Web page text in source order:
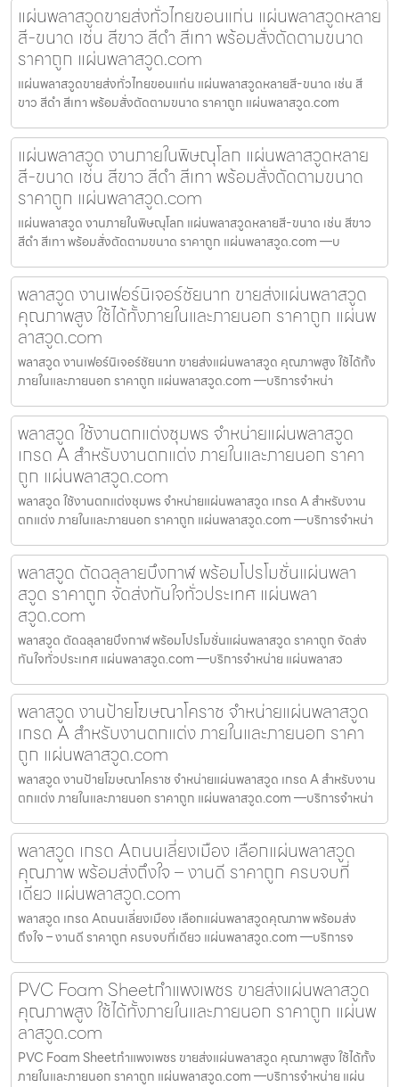
แผ่นพลาสวูดขายส่งทั่วไทยขอนแก่น แผ่นพลาสวูดหลาย
สี-ขนาด เช่น สีขาว สีดำ สีเทา พร้อมสั่งตัดตามขนาด
ราคาถูก แผ่นพลาสวูด.com
แผ่นพลาสวูดขายส่งทั่วไทยขอนแก่น แผ่นพลาสวูดหลายสี-ขนาด เช่น สี
ขาว สีดำ สีเทา พร้อมสั่งตัดตามขนาด ราคาถูก แผ่นพลาสวูด.com
แผ่นพลาสวูด งานภายในพิษณุโลก แผ่นพลาสวูดหลาย
สี-ขนาด เช่น สีขาว สีดำ สีเทา พร้อมสั่งตัดตามขนาด
ราคาถูก แผ่นพลาสวูด.com
แผ่นพลาสวูด งานภายในพิษณุโลก แผ่นพลาสวูดหลายสี-ขนาด เช่น สีขาว
สีดำ สีเทา พร้อมสั่งตัดตามขนาด ราคาถูก แผ่นพลาสวูด.com —บ
พลาสวูด งานเฟอร์นิเจอร์ชัยนาท ขายส่งแผ่นพลาสวูด
คุณภาพสูง ใช้ได้ทั้งภายในและภายนอก ราคาถูก แผ่นพ
ลาสวูด.com
พลาสวูด งานเฟอร์นิเจอร์ชัยนาท ขายส่งแผ่นพลาสวูด คุณภาพสูง ใช้ได้ทั้ง
ภายในและภายนอก ราคาถูก แผ่นพลาสวูด.com —บริการจำหน่า
พลาสวูด ใช้งานตกแต่งชุมพร จำหน่ายแผ่นพลาสวูด
เกรด A สำหรับงานตกแต่ง ภายในและภายนอก ราคา
ถูก แผ่นพลาสวูด.com
พลาสวูด ใช้งานตกแต่งชุมพร จำหน่ายแผ่นพลาสวูด เกรด A สำหรับงาน
ตกแต่ง ภายในและภายนอก ราคาถูก แผ่นพลาสวูด.com —บริการจำหน่า
พลาสวูด ตัดฉลุลายบึงกาฬ พร้อมโปรโมชั่นแผ่นพลา
สวูด ราคาถูก จัดส่งทันใจทั่วประเทศ แผ่นพลา
สวูด.com
พลาสวูด ตัดฉลุลายบึงกาฬ พร้อมโปรโมชั่นแผ่นพลาสวูด ราคาถูก จัดส่ง
ทันใจทั่วประเทศ แผ่นพลาสวูด.com —บริการจำหน่าย แผ่นพลาสว
พลาสวูด งานป้ายโฆษณาโคราช จำหน่ายแผ่นพลาสวูด
เกรด A สำหรับงานตกแต่ง ภายในและภายนอก ราคา
ถูก แผ่นพลาสวูด.com
พลาสวูด งานป้ายโฆษณาโคราช จำหน่ายแผ่นพลาสวูด เกรด A สำหรับงาน
ตกแต่ง ภายในและภายนอก ราคาถูก แผ่นพลาสวูด.com —บริการจำหน่า
พลาสวูด เกรด Aถนนเลี่ยงเมือง เลือกแผ่นพลาสวูด
คุณภาพ พร้อมส่งถึงใจ – งานดี ราคาถูก ครบจบที่
เดียว แผ่นพลาสวูด.com
พลาสวูด เกรด Aถนนเลี่ยงเมือง เลือกแผ่นพลาสวูดคุณภาพ พร้อมส่ง
ถึงใจ – งานดี ราคาถูก ครบจบที่เดียว แผ่นพลาสวูด.com —บริการจ
PVC Foam Sheetกำแพงเพชร ขายส่งแผ่นพลาสวูด
คุณภาพสูง ใช้ได้ทั้งภายในและภายนอก ราคาถูก แผ่นพ
ลาสวูด.com
PVC Foam Sheetกำแพงเพชร ขายส่งแผ่นพลาสวูด คุณภาพสูง ใช้ได้ทั้ง
ภายในและภายนอก ราคาถูก แผ่นพลาสวูด.com —บริการจำหน่าย แผ่น